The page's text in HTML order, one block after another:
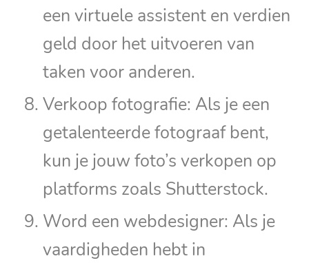
een virtuele assistent en verdien
geld door het uitvoeren van
taken voor anderen.
Verkoop fotografie: Als je een
getalenteerde fotograaf bent,
kun je jouw foto’s verkopen op
platforms zoals Shutterstock.
Word een webdesigner: Als je
vaardigheden hebt in